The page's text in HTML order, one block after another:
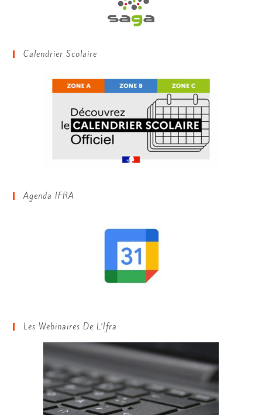
Calendrier Scolaire
Agenda IFRA
Les Webinaires De L’Ifra